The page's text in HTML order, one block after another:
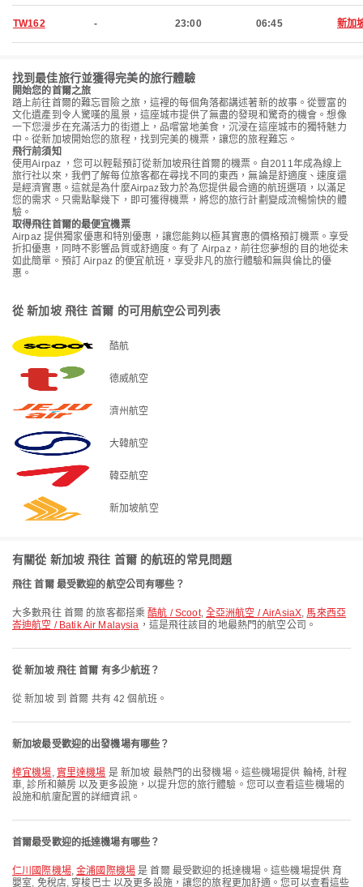
TW162 - 23:00 06:45 新加
找到最佳旅行並獲得完美的旅行體驗
開始您的首爾之旅
踏上前往首爾的難忘冒險之旅，這裡的每個角落都講述著新的故事。從豐富的
文化遺產到令人驚嘆的風景，這座城市提供了無盡的發現和驚奇的機會。想像
一下您漫步在充滿活力的街道上，品嚐當地美食，沉浸在這座城市的獨特魅力
中。從新加坡開始您的旅程，找到完美的機票，讓您的旅程難忘。
飛行前須知
使用Airpaz ，您可以輕鬆預訂從新加坡飛往首爾的機票。自2011年成為線上
旅行社以來，我們了解每位旅客都在尋找不同的東西，無論是舒適度、速度還
是經濟實惠。這就是為什麼Airpaz致力於為您提供最合適的航班選項，以滿足
您的需求。只需點擊幾下，即可獲得機票，將您的旅行計劃變成流暢愉快的體
驗。
取得飛往首爾的最便宜機票
Airpaz 提供獨家優惠和特別優惠，讓您能夠以極其實惠的價格預訂機票。享受
折扣優惠，同時不影響品質或舒適度。有了 Airpaz，前往您夢想的目的地從未
如此簡單。預訂 Airpaz 的便宜航班，享受非凡的旅行體驗和無與倫比的優
惠。
從 新加坡 飛往 首爾 的可用航空公司列表
酷航
德威航空
濟州航空
大韓航空
韓亞航空
新加坡航空
有關從 新加坡 飛往 首爾 的航班的常見問題
飛往 首爾 最受歡迎的航空公司有哪些？
大多數飛往 首爾 的旅客都搭乘酷航 / Scoot, 全亞洲航空 / AirAsiaX, 馬來西亞
峇迪航空 / Batik Air Malaysia ，這是飛往該目的地最熱門的航空公司。
從 新加坡 飛往 首爾 有多少航班？
從 新加坡 到 首爾 共有 42 個航班。
新加坡最受歡迎的出發機場有哪些？
樟宜機場, 實里達機場 是 新加坡 最熱門的出發機場。這些機場提供 輪椅, 計程
車, 診所和藥房 以及更多設施，以提升您的旅行體驗。您可以查看這些機場的
設施和航廈配置的詳細資訊。
首爾最受歡迎的抵達機場有哪些？
仁川國際機場,金浦國際機場是 首爾 最受歡迎的抵達機場。這些機場提供 育
嬰室, 免稅店, 穿梭巴士 以及更多設施，讓您的旅程更加舒適。您可以查看這些